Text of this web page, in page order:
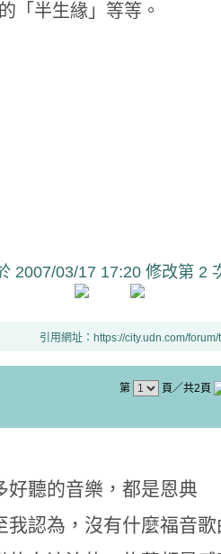
「半生緣」等等。
2007/03/17 17:20 修改第 2
引用網址：https://city.udn.com/
第 頁／共2頁
好聽的音樂，都是恩典
我認為，沒有什麼福音歌